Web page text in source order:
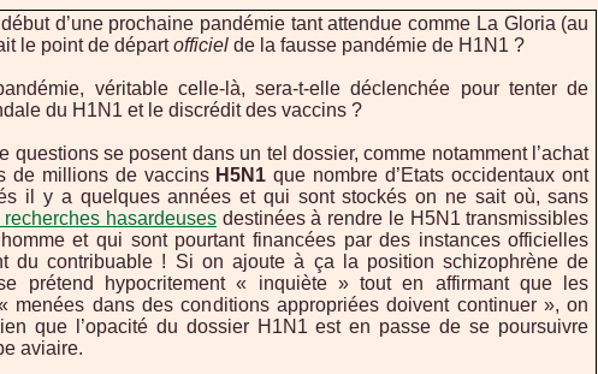
d’une prochaine pandémie tant attendue comme La Gloria (au
le point de départofficielde la fausse pandémie de H1N1 ?
véritable celle-là, sera-t-elle déclenchée pour tenter de
du H1N1 et le discrédit des vaccins ?
questions se posent dans un tel dossier, comme notamment l’achat
de millions de vaccins H5N1 que nombre d’Etats occidentaux ont
il y a quelques années et qui sont stockés on ne sait où, sans
recherches hasardeusesdestinées à rendre le H5N1 transmissibles
homme et qui sont pourtant financées par des instances officielles
du contribuable ! Si on ajoute à ça la position schizophrène de
prétend hypocritement « inquiète » tout en affirmant que les
menées dans des conditions appropriées doivent continuer », on
que l’opacité du dossier H1N1 est en passe de se poursuivre
aviaire.